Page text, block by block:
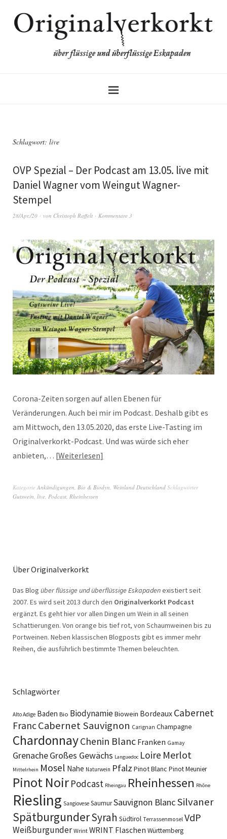
Schlagwort: live
OVP Spezial – Der Podcast am 13.05. live mit
Daniel Wagner vom Weingut Wagner-
Stempel
28/Apr./20 von Christoph Raffelt Kommentare 3
Corona-Zeiten sorgen auf allen Ebenen für
Veränderungen. Auch bei mir im Podcast. Deshalb gibt es
am Mittwoch, den 13.05.2020, das erste Live-Tasting im
Originalverkorkt-Podcast. Und was würde sich eher
anbieten,… Weiterlesen
Kategorie Ankündigungen Bio & Biodyn Weinland Deutschland Schlagwörter
Gutswein live Podcast Rheinhessen
Über Originalverkorkt
Das Blog über flüssige und überflüssige Eskapadenexistiert seit
2007. Es wird seit 2013 durch den Originalverkorkt Podcast
ergänzt. Es geht hier vor allen Dingen um Wein in all seinen
Schattierungen. Von orange bis tief rot, von Schaumweinen bis zu
Portweinen. Neben klassischen Blogposts gibt es immer mehr
Reihen, die ausführlich bestimmte Themen beleuchten.
Schlagwörter
Alto Adige Baden Bio BiodynamieBiowein Bordeaux Cabernet
FrancCabernet Sauvignon Carignan Champagne
ChardonnayChenin Blanc Franken Gamay
GrenacheGroßes Gewächs Languedoc Loire Merlot
Mittelrhein Mosel Nahe Naturwein Pfalz Pinot Blanc Pinot Meunier
Pinot Noir Podcast Rheingau Rheinhessen Rhône
Riesling Sangiovese SaumurSauvignon BlancSilvaner
SpätburgunderSyrah Südtirol Terrassenmosel VdP
Weißburgunder Wrint WRINT Flaschen Württemberg